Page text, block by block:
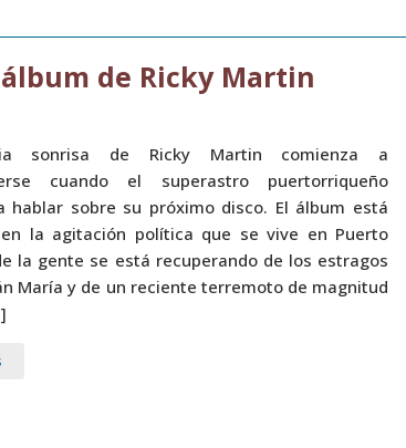
de Ricky Martin
sonrisa de Ricky Martin comienza a
cuando el superastro puertorriqueño
hablar sobre su próximo disco. El álbum está
la agitación política que se vive en Puerto
la gente se está recuperando de los estragos
María y de un reciente terremoto de magnitud